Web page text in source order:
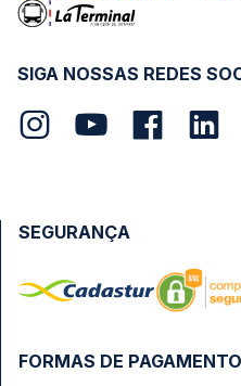
SIGA NOSSAS REDES
FORMAS DE PAGAMENTO
SEGURANÇA